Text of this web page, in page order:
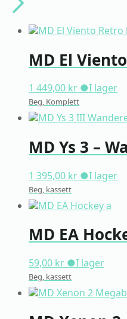
MD El
1 449,00 kr ●I lager
Beg, Komplett
MD Ys 3 –
1 395,00 kr ●I lager
Beg, kassett
MD EA
59,00 kr ●I lager
Beg, kassett